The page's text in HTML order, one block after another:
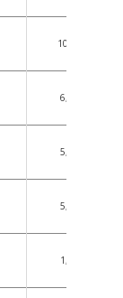
10,0
6,5
5,5
5,5
1,0